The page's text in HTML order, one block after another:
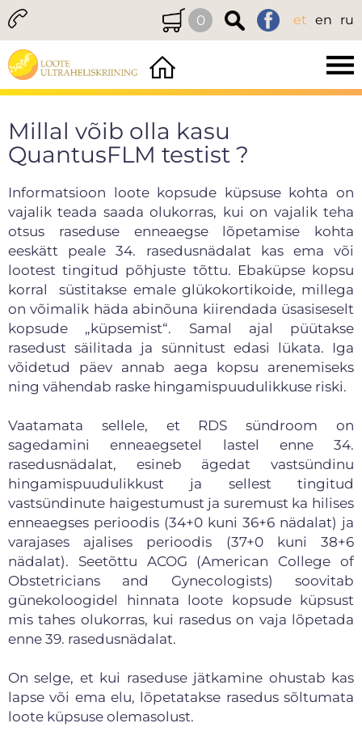
0 et en ru
Millal võib olla kasu
QuantusFLM testist ?
Informatsioon loote kopsude küpsuse kohta on
vajalik teada saada olukorras, kui on vajalik teha
otsus raseduse enneaegse lõpetamise kohta
eeskätt peale 34. rasedusnädalat kas ema või
lootest tingitud põhjuste tõttu. Ebaküpse kopsu
korral süstitakse emale glükokortikoide, millega
on võimalik häda abinõuna kiirendada üsasiseselt
kopsude „küpsemist“. Samal ajal püütakse
rasedust säilitada ja sünnitust edasi lükata. Iga
võidetud päev annab aega kopsu arenemiseks
ning vähendab raske hingamispuudulikkuse riski.
Vaatamata sellele, et RDS sündroom on
sagedamini enneaegsetel lastel enne 34.
rasedusnädalat, esineb ägedat vastsündinu
hingamispuudulikkust ja sellest tingitud
vastsündinute haigestumust ja suremust ka hilises
enneaegses perioodis (34+0 kuni 36+6 nädalat) ja
varajases ajalises perioodis (37+0 kuni 38+6
nädalat). Seetõttu ACOG (American College of
Obstetricians and Gynecologists) soovitab
günekoloogidel hinnata loote kopsude küpsust
mis tahes olukorras, kui rasedus on vaja lõpetada
enne 39. rasedusnädalat.
On selge, et kui raseduse jätkamine ohustab kas
lapse või ema elu, lõpetatakse rasedus sõltumata
loote küpsuse olemasolust.